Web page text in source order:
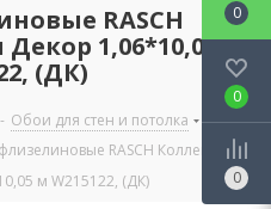
RASCH
1,06*10,05 м
(ДК)
- Обои для стен и потолка
-
RASCH Коллекция
м W215122, (ДК)
0
0
0